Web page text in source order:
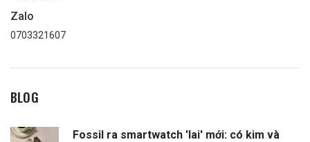
Zalo
0703321607
BLOG
Fossil ra smartwatch 'lai' mới: có kim và